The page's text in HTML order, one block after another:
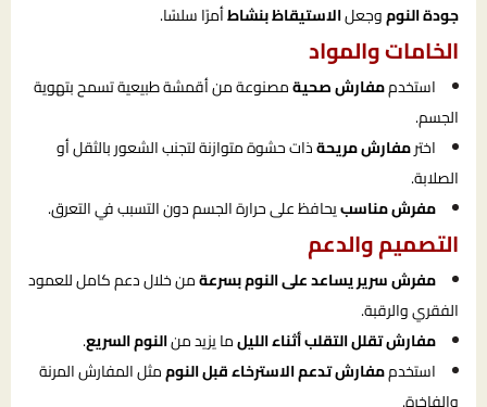
جودة النوموجعلالاستيقاظ بنشاطأمرًا سلسًا.
الخامات والمواد
استخدممفارش صحيةمصنوعة من أقمشة طبيعية تسمح بتهوية
الجسم.
اخترمفارش مريحةذات حشوة متوازنة لتجنب الشعور بالثقل أو
الصلابة.
مفرش مناسبيحافظ على حرارة الجسم دون التسبب في التعرق.
التصميم والدعم
مفرش سرير يساعد على النوم بسرعةمن خلال دعم كامل للعمود
الفقري والرقبة.
مفارش تقلل التقلب أثناء الليلما يزيد منالنوم السريع.
استخدممفارش تدعم الاسترخاء قبل النوممثل المفارش المرنة